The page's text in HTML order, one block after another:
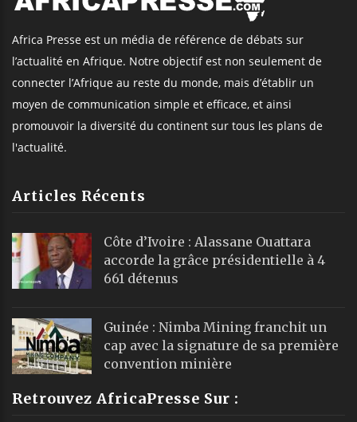
Africa Presse est un média de référence de débats sur
l’actualité en Afrique. Notre objectif est non seulement de
connecter l’Afrique au reste du monde, mais d’établir un
moyen de communication simple et efficace, et ainsi
promouvoir la diversité du continent sur tous les plans de
l'actualité.
Articles Récents
Côte d’Ivoire : Alassane Ouattara
accorde la grâce présidentielle à 4
661 détenus
Guinée : Nimba Mining franchit un
cap avec la signature de sa première
convention minière
Retrouvez AfricaPresse Sur :